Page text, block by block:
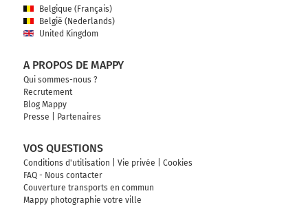
Belgique (Français)
België (Nederlands)
United Kingdom
A PROPOS DE MAPPY
Qui sommes-nous ?
Recrutement
Blog Mappy
Presse
Partenaires
VOS QUESTIONS
Conditions d'utilisation Vie privée
Cookies
FAQ - Nous contacter
Couverture transports en commun
Mappy photographie votre ville